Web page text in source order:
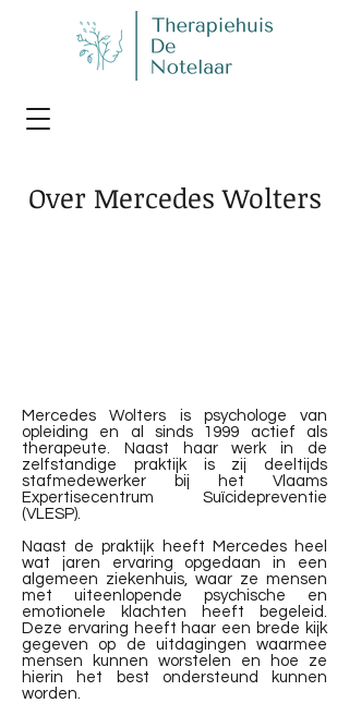
Over Mercedes Wolters
Mercedes Wolters is psychologe van
opleiding en al sinds 1999 actief als
therapeute. Naast haar werk in de
zelfstandige praktijk is zij deeltijds
stafmedewerker bij het Vlaams
Expertisecentrum Suïcidepreventie
(VLESP).
Naast de praktijk heeft Mercedes heel
wat jaren ervaring opgedaan in een
algemeen ziekenhuis, waar ze mensen
met uiteenlopende psychische en
emotionele klachten heeft begeleid.
Deze ervaring heeft haar een brede kijk
gegeven op de uitdagingen waarmee
mensen kunnen worstelen en hoe ze
hierin het best ondersteund kunnen
worden.